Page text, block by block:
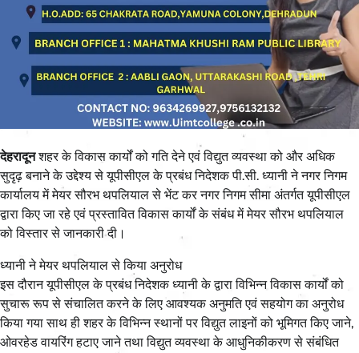
देहरादूनशहर के विकास कार्यों को गति देने एवं विद्युत व्यवस्था को और अधिक
सुदृढ़ बनाने के उद्देश्य से यूपीसीएल के प्रबंध निदेशक पी.सी. ध्यानी ने नगर निगम
कार्यालय में मेयर सौरभ थपलियाल से भेंट कर नगर निगम सीमा अंतर्गत यूपीसीएल
द्वारा किए जा रहे एवं प्रस्तावित विकास कार्यों के संबंध में मेयर सौरभ थपलियाल
को विस्तार से जानकारी दी।
ध्यानी ने मेयर थपलियाल से किया अनुरोध
इस दौरान यूपीसीएल के प्रबंध निदेशक ध्यानी के द्वारा विभिन्न विकास कार्यों को
सुचारू रूप से संचालित करने के लिए आवश्यक अनुमति एवं सहयोग का अनुरोध
किया गया साथ ही शहर के विभिन्न स्थानों पर विद्युत लाइनों को भूमिगत किए जाने,
ओवरहेड वायरिंग हटाए जाने तथा विद्युत व्यवस्था के आधुनिकीकरण से संबंधित